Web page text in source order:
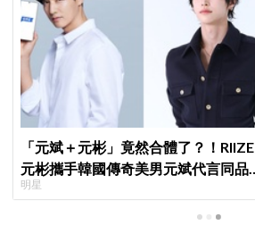
「元斌＋元彬」竟然合體了？！RIIZE
元彬攜手韓國傳奇美男元斌代言同品
牌，韓網瘋喊：兩個帥哥來了！
明星